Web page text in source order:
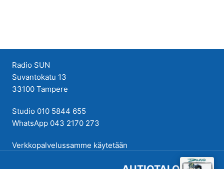
Radio SUN
Suvantokatu 13
33100 Tampere
Studio 010 5844 655
WhatsApp 043 2170 273
Verkkopalvelussamme käytetään